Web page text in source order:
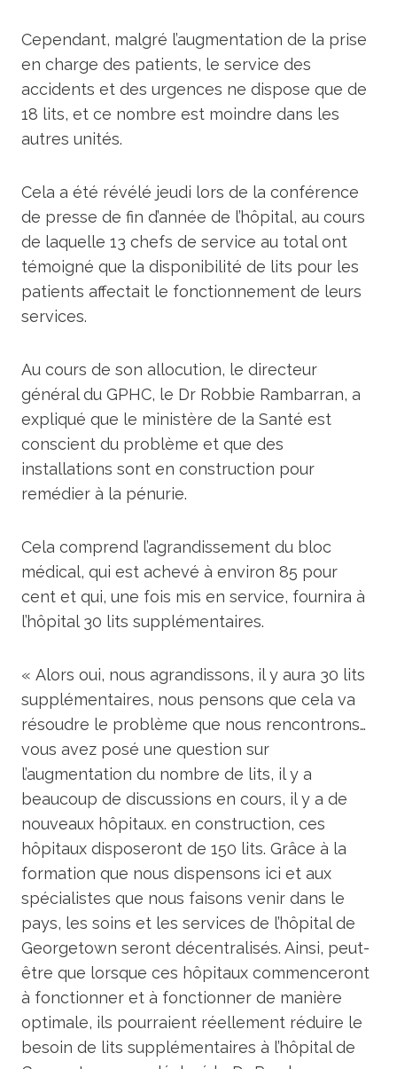
Cependant, malgré l’augmentation de la prise
en charge des patients, le service des
accidents et des urgences ne dispose que de
18 lits, et ce nombre est moindre dans les
autres unités.
Cela a été révélé jeudi lors de la conférence
de presse de fin d’année de l’hôpital, au cours
de laquelle 13 chefs de service au total ont
témoigné que la disponibilité de lits pour les
patients affectait le fonctionnement de leurs
services.
Au cours de son allocution, le directeur
général du GPHC, le Dr Robbie Rambarran, a
expliqué que le ministère de la Santé est
conscient du problème et que des
installations sont en construction pour
remédier à la pénurie.
Cela comprend l’agrandissement du bloc
médical, qui est achevé à environ 85 pour
cent et qui, une fois mis en service, fournira à
l’hôpital 30 lits supplémentaires.
« Alors oui, nous agrandissons, il y aura 30 lits
supplémentaires, nous pensons que cela va
résoudre le problème que nous rencontrons…
vous avez posé une question sur
l’augmentation du nombre de lits, il y a
beaucoup de discussions en cours, il y a de
nouveaux hôpitaux. en construction, ces
hôpitaux disposeront de 150 lits. Grâce à la
formation que nous dispensons ici et aux
spécialistes que nous faisons venir dans le
pays, les soins et les services de l’hôpital de
Georgetown seront décentralisés. Ainsi, peut-
être que lorsque ces hôpitaux commenceront
à fonctionner et à fonctionner de manière
optimale, ils pourraient réellement réduire le
besoin de lits supplémentaires à l’hôpital de